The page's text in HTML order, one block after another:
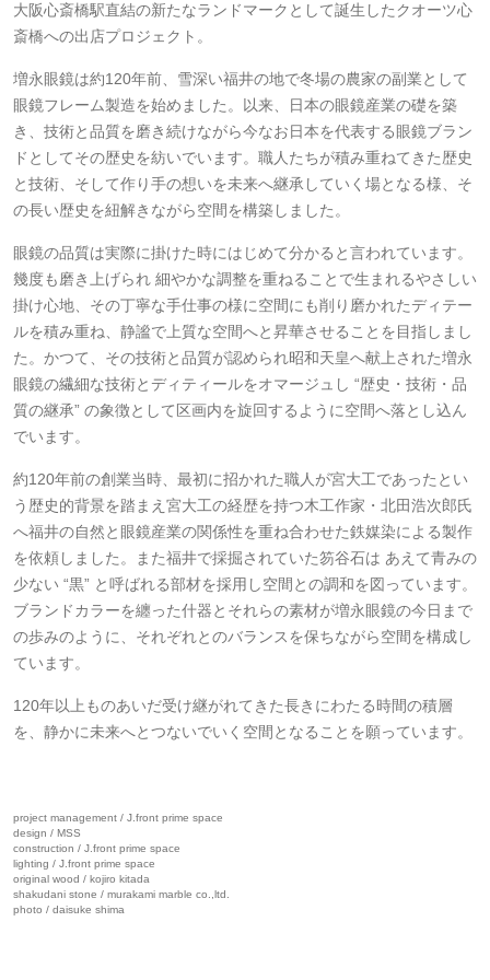
大阪心斎橋駅直結の新たなランドマークとして誕生したクオーツ心
斎橋への出店プロジェクト。
増永眼鏡は約120年前、雪深い福井の地で冬場の農家の副業として
眼鏡フレーム製造を始めました。以来、日本の眼鏡産業の礎を築
き、技術と品質を磨き続けながら今なお日本を代表する眼鏡ブラン
ドとしてその歴史を紡いでいます。職人たちが積み重ねてきた歴史
と技術、そして作り手の想いを未来へ継承していく場となる様、そ
の長い歴史を紐解きながら空間を構築しました。
眼鏡の品質は実際に掛けた時にはじめて分かると言われています。
幾度も磨き上げられ 細やかな調整を重ねることで生まれるやさしい
掛け心地、その丁寧な手仕事の様に空間にも削り磨かれたディテー
ルを積み重ね、静謐で上質な空間へと昇華させることを目指しまし
た。かつて、その技術と品質が認められ昭和天皇へ献上された増永
眼鏡の繊細な技術とディティールをオマージュし “歴史・技術・品
質の継承” の象徴として区画内を旋回するように空間へ落とし込ん
でいます。
約120年前の創業当時、最初に招かれた職人が宮大工であったとい
う歴史的背景を踏まえ宮大工の経歴を持つ木工作家・ 北田浩次郎氏
へ福井の自然と眼鏡産業の関係性を重ね合わせた鉄媒染による製作
を依頼しました。また福井で採掘されていた笏谷石は あえて青みの
少ない “黒” と呼ばれる部材を採用し空間との調和を図っています。
ブランドカラーを纏った什器とそれらの素材が増永眼鏡の今日まで
の歩みのように、それぞれとのバランスを保ちながら空間を構成し
ています。
120年以上ものあいだ受け継がれてきた長きにわたる時間の積層
を、静かに未来へとつないでいく空間となることを願っています。
project management / J.front prime space
design / MSS
construction / J.front prime space
lighting / J.front prime space
original wood / kojiro kitada
shakudani stone / murakami marble co.,ltd.
photo / daisuke shima